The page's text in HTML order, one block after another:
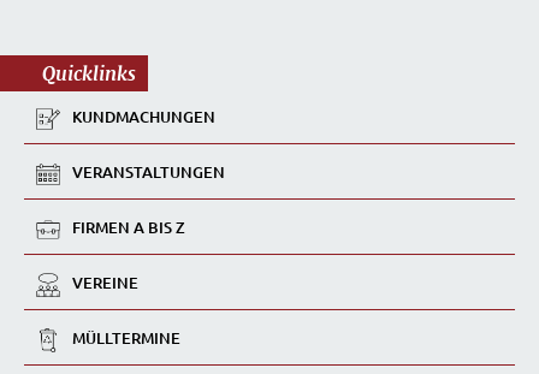
Quicklinks
KUNDMACHUNGEN
VERANSTALTUNGEN
FIRMEN A BIS Z
VEREINE
MÜLLTERMINE